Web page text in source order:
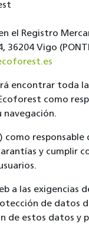
el Registro
36204 Vigo
encontrar toda
como
como
y cumplir
a las exigencias
de datos
de estos datos y